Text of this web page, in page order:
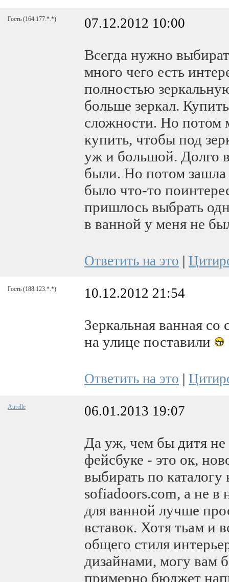
Гость (164.177.*.*) 07.12.2012 10:00
Всегда нужно
много чего есть
полностью
больше зеркал.
сложности. Но потом
купить, чтобы под
уж и большой. Долго
были. Но потом
было что-то
пришлось выбрать
в ванной у меня не
Ответить на это |
Гость (188.123.*.*) 10.12.2012 21:54
Зеркальная ванная
на улице поставили
Ответить на это |
Aurelle 06.01.2013 19:07
Да уж, чем бы дитя не
фейсбуке - это ок,
выбирать по каталогу
sofiadoors.com, а не в
для ванной лучше
вставок. Хотя тьам и
общего стиля
дизайнами, могу вам
примерно бюджет